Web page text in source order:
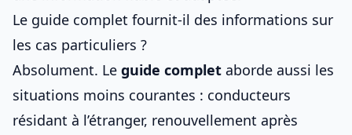
Le guide complet fournit-il des informations sur
les cas particuliers ?
Absolument. Le guide complet aborde aussi les
situations moins courantes : conducteurs
résidant à l’étranger, renouvellement après